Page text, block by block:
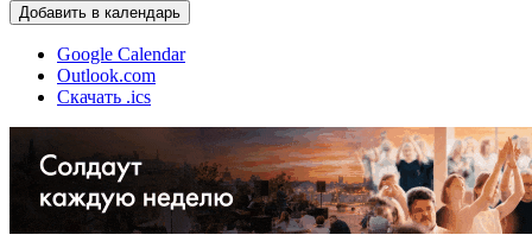
Добавить в календарь
Google Calendar
Outlook.com
Скачать .ics